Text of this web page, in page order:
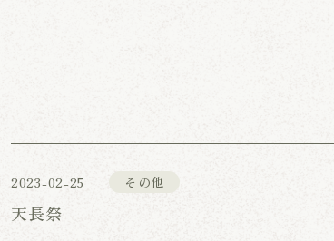
2023-02-25 その他
天長祭